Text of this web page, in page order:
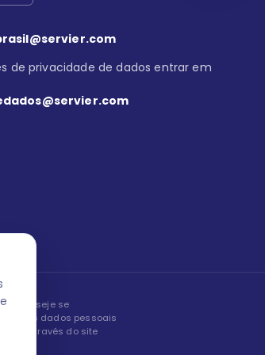
de privacidade de dados entrar em
deseje se
seus dados pessoais
através do site